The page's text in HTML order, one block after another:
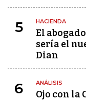
5 HACIENDA
El
sería el
Dian
6 ANÁLISIS
Ojo con la